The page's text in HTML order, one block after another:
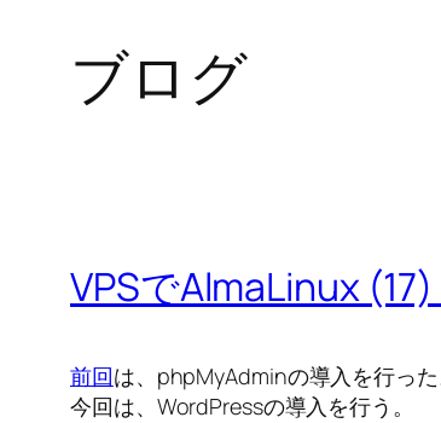
ブログ
VPSでAlmaLinux
前回は、phpMyAdminの導入を行った
今回は、WordPressの導入を行う。